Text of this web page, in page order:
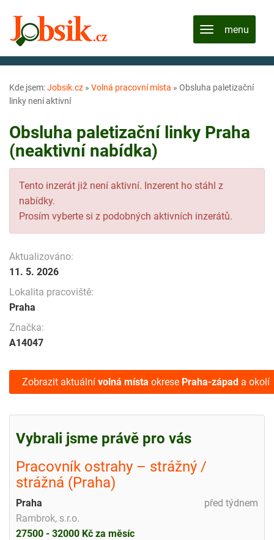
Kde jsem:Jobsik.cz » Volná pracovní místa » Obsluha paletizační
linky není aktivní
Obsluha paletizační linky Praha
(neaktivní nabídka)
Tento inzerát již není aktivní. Inzerent ho stáhl z
nabídky.
Prosím vyberte si z podobných aktivních inzerátů.
Aktualizováno:
11. 5. 2026
Lokalita pracoviště:
Praha
Značka:
A14047
Zobrazit aktuální volná místa okrese Praha-západ a okolí
Vybrali jsme právě pro vás
Pracovník ostrahy – strážný /
strážná (Praha)
před týdnem
Praha
Rambrok, s.r.o.
27500 - 32000 Kč za měsíc